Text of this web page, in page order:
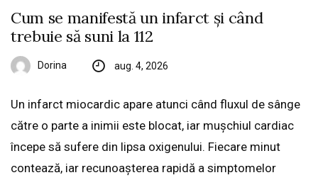
Cum se manifestă un infarct și când
trebuie să suni la 112
Dorina aug. 4, 2026
Un infarct miocardic apare atunci când fluxul de sânge
către o parte a inimii este blocat, iar mușchiul cardiac
începe să sufere din lipsa oxigenului. Fiecare minut
contează, iar recunoașterea rapidă a simptomelor